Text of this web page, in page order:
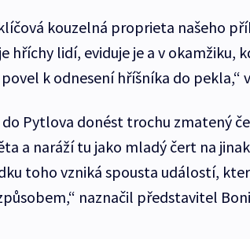
kouzelná proprieta našeho
hříchy lidí, eviduje je a v okamžiku,
k odnesení hříšníka do pekla,“
Pytlova donést trochu zmatený
a naráží tu jako mladý čert na
toho vzniká spousta událostí,
naznačil představitel